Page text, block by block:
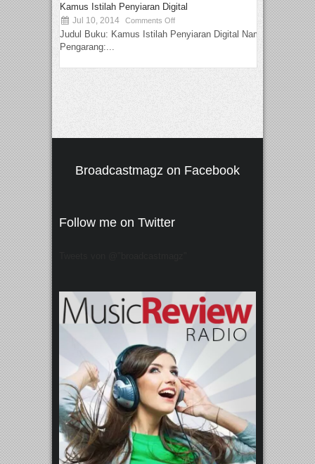
Kamus Istilah Penyiaran Digital
Jul 10, 2014 Comments Off
Judul Buku: Kamus Istilah Penyiaran Digital Nama
Pengarang:...
Broadcastmagz on Facebook
Follow me on Twitter